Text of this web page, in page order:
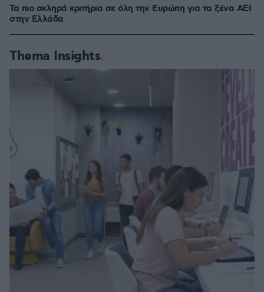
Τα πιο σκληρά κριτήρια σε όλη την Ευρώπη για τα ξένα ΑΕΙ
στην Ελλάδα
Thema Insights